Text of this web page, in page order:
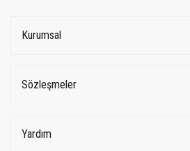
Kurumsal
Sözleşmeler
Yardım